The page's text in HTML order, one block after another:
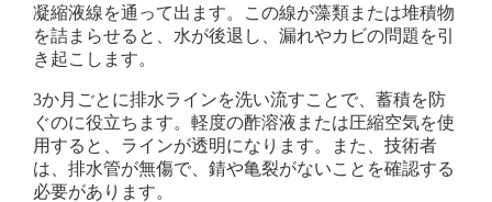
凝縮液線を通って出ます。この線が藻類または堆積物
を詰まらせると、水が後退し、漏れやカビの問題を引
き起こします。
3か月ごとに排水ラインを洗い流すことで、蓄積を防
ぐのに役立ちます。軽度の酢溶液または圧縮空気を使
用すると、ラインが透明になります。また、技術者
は、排水管が無傷で、錆や亀裂がないことを確認する
必要があります。